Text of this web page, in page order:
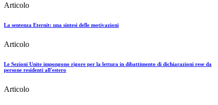
Articolo
La sentenza Eternit: una sintesi delle motivazioni
Articolo
Le Sezioni Unite impongono rigore per la lettura in dibattimento di dichiarazioni rese da
persone residenti all'estero
Articolo